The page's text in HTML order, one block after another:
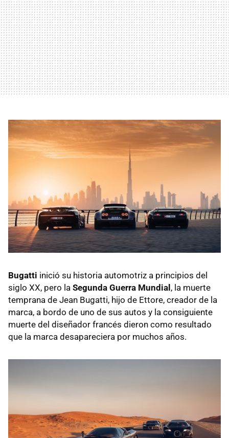
Bugatti inició su historia automotriz a principios del
siglo XX, pero la Segunda Guerra Mundial , la muerte
temprana de Jean Bugatti, hijo de Ettore, creador de la
marca, a bordo de uno de sus autos y la consiguiente
muerte del diseñador francés dieron como resultado
que la marca desapareciera por muchos años.